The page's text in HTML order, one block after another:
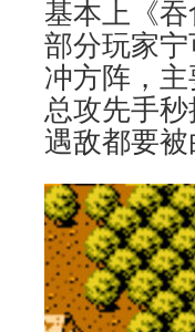
基本上《
部分玩家
冲方阵，
总攻先手
遇敌都要被